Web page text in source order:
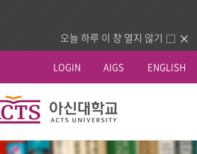
오늘 하루 이 창 열지 않기
LOGIN AIGS ENGLISH